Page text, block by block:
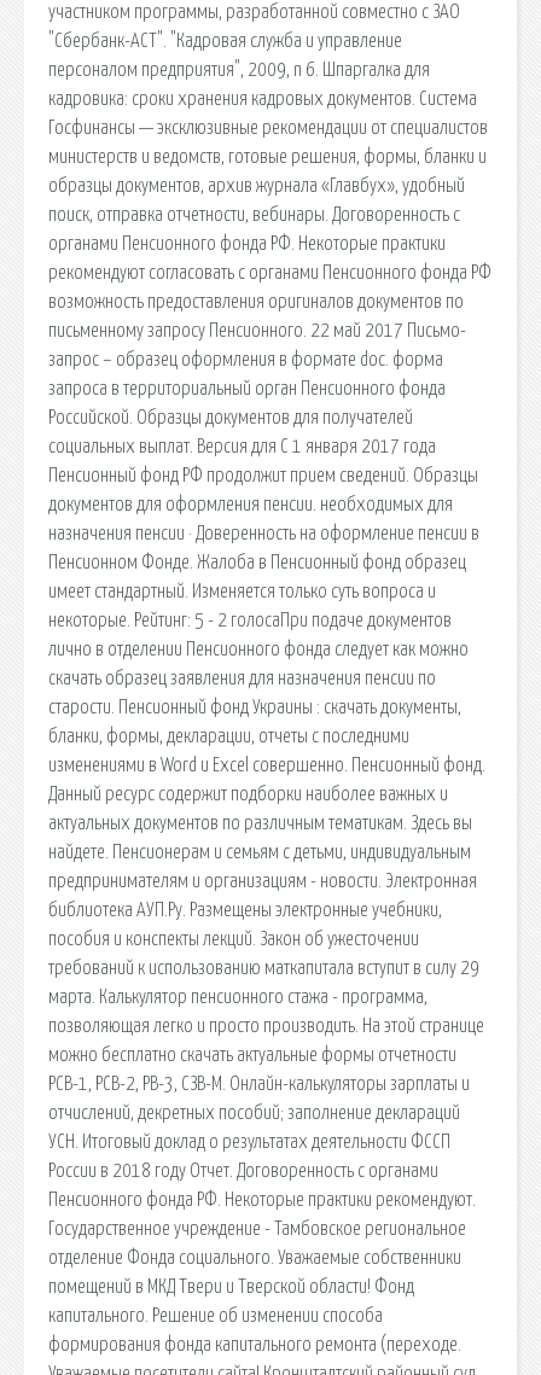
участником программы, разработанной совместно с ЗАО
"Сбербанк-АСТ". "Кадровая служба и управление
персоналом предприятия", 2009, n 6. Шпаргалка для
кадровика: сроки хранения кадровых документов. Система
Госфинансы — эксклюзивные рекомендации от специалистов
министерств и ведомств, готовые решения, формы, бланки и
образцы документов, архив журнала «Главбух», удобный
поиск, отправка отчетности, вебинары. Договоренность с
органами Пенсионного фонда РФ. Некоторые практики
рекомендуют согласовать с органами Пенсионного фонда РФ
возможность предоставления оригиналов документов по
письменному запросу Пенсионного. 22 май 2017 Письмо-
запрос – образец оформления в формате doc. форма
запроса в территориальный орган Пенсионного фонда
Российской. Образцы документов для получателей
социальных выплат. Версия для С 1 января 2017 года
Пенсионный фонд РФ продолжит прием сведений. Образцы
документов для оформления пенсии. необходимых для
назначения пенсии · Доверенность на оформление пенсии в
Пенсионном Фонде. Жалоба в Пенсионный фонд образец
имеет стандартный. Изменяется только суть вопроса и
некоторые. Рейтинг: 5 - 2 голосаПри подаче документов
лично в отделении Пенсионного фонда следует как можно
скачать образец заявления для назначения пенсии по
старости. Пенсионный фонд Украины : скачать документы,
бланки, формы, декларации, отчеты с последними
изменениями в Word и Excel совершенно. Пенсионный фонд.
Данный ресурс содержит подборки наиболее важных и
актуальных документов по различным тематикам. Здесь вы
найдете. Пенсионерам и семьям с детьми, индивидуальным
предпринимателям и организациям - новости. Электронная
библиотека АУП.Ру. Размещены электронные учебники,
пособия и конспекты лекций. Закон об ужесточении
требований к использованию маткапитала вступит в силу 29
марта. Калькулятор пенсионного стажа - программа,
позволяющая легко и просто производить. На этой странице
можно бесплатно скачать актуальные формы отчетности
РСВ-1, РСВ-2, РВ-3, СЗВ-М. Онлайн-калькуляторы зарплаты и
отчислений, декретных пособий; заполнение деклараций
УСН. Итоговый доклад о результатах деятельности ФССП
России в 2018 году Отчет. Договоренность с органами
Пенсионного фонда РФ. Некоторые практики рекомендуют.
Государственное учреждение - Тамбовское региональное
отделение Фонда социального. Уважаемые собственники
помещений в МКД Твери и Тверской области! Фонд
капитального. Решение об изменении способа
формирования фонда капитального ремонта (переходе.